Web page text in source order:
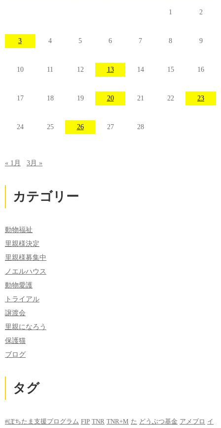
1 2
3 4 5 6 7 8 9
10 11 12 13 14 15 16
17 18 19 20 21 22 23
24 25 26 27 28
« 1月 3月 »
カテゴリー
動物福祉
里親様決定
里親様募集中
ノエルハウス
動物愛護
トライアル
譲渡会
里親になろう
保護猫
ブログ
タグ
#ぽちたま支援プログラム FIP TNR TNR+M た どうぶつ基金 アメブロ イ